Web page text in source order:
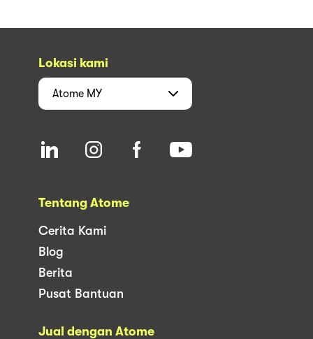
Lokasi kami
Atome MY
Tentang Atome
Cerita Kami
Blog
Berita
Pusat Bantuan
Jual dengan Atome